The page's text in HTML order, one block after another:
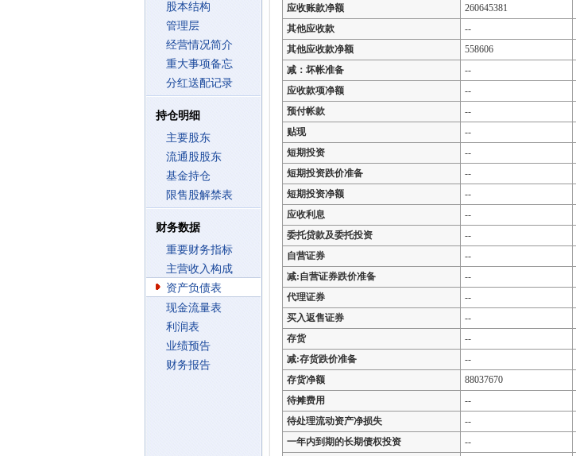
股本结构
管理层
经营情况简介
重大事项备忘
分红送配记录
持仓明细
主要股东
流通股股东
基金持仓
限售股解禁表
财务数据
重要财务指标
主营收入构成
资产负债表
现金流量表
利润表
业绩预告
财务报告
应收账款净额
260645381
其他应收款
--
其他应收款净额
558606
减：坏帐准备
--
应收款项净额
--
预付帐款
--
贴现
--
短期投资
--
短期投资跌价准备
--
短期投资净额
--
应收利息
--
委托贷款及委托投资
--
自营证券
--
减:自营证券跌价准备
--
代理证券
--
买入返售证券
--
存货
--
减:存货跌价准备
--
存货净额
88037670
待摊费用
--
待处理流动资产净损失
--
一年内到期的长期债权投资
--